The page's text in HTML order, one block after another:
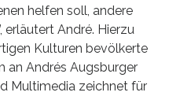
helfen soll, andere
erläutert André. Hierzu
Kulturen bevölkerte
an Andrés Augsburger
Multimedia zeichnet für